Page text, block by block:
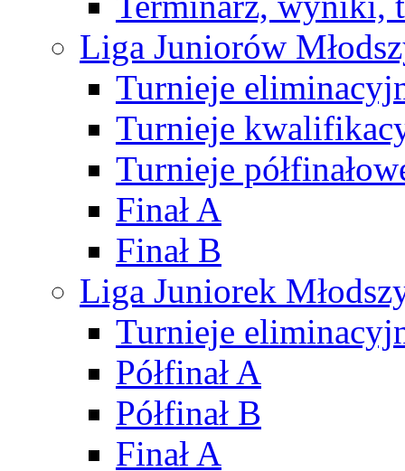
Liga Juniorów
Turnieje
Turnieje
Turnieje
Finał A
Finał B
Liga Juniorek
Turnieje
Półfinał A
Półfinał B
Finał A